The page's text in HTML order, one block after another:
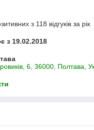
з 118 відгуків за рік
з 19.02.2018
6, 36000, Полтава,